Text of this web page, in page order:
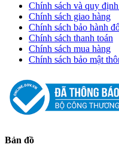
Chính sách và quy
Chính sách giao hàng
Chính sách bảo hành
Chính sách thanh toán
Chính sách mua hàng
Chính sách bảo mật
Bản đồ